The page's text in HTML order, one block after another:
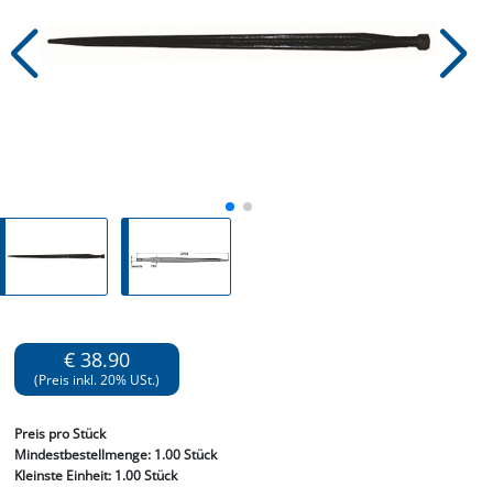
€ 38.90
(Preis inkl. 20% USt.)
Preis pro Stück
Mindestbestellmenge: 1.00 Stück
Kleinste Einheit:1.00 Stück